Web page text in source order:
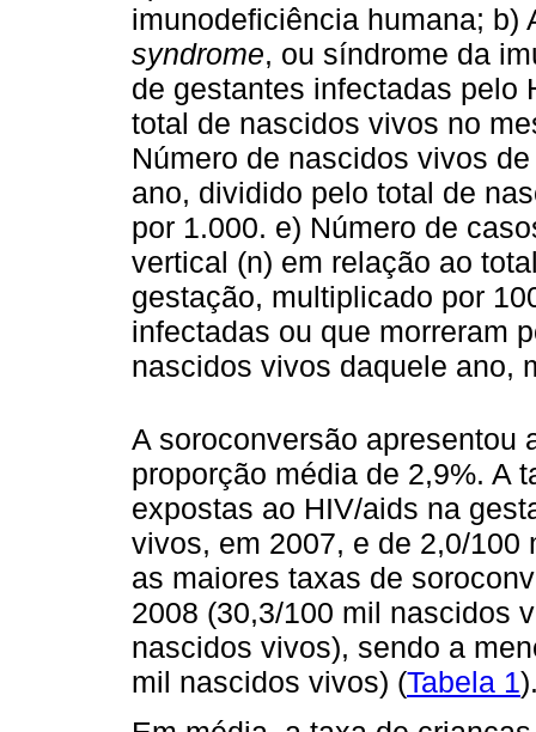
imunodeficiência humana; b)
syndrome, ou síndrome da
de gestantes infectadas pelo
total de nascidos vivos no
Número de nascidos vivos
ano, dividido pelo total de
por 1.000. e) Número de
vertical (n) em relação ao
gestação, multiplicado por
infectadas ou que morreram
nascidos vivos daquele ano,
A soroconversão apresentou
proporção média de 2,9%. A
expostas ao HIV/aids na
vivos, em 2007, e de 2,0/
as maiores taxas de
2008 (30,3/100 mil nascidos
nascidos vivos), sendo a
mil nascidos vivos) (Tabela 1